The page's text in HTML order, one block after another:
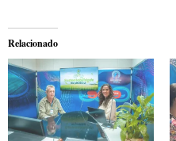
Relacionado